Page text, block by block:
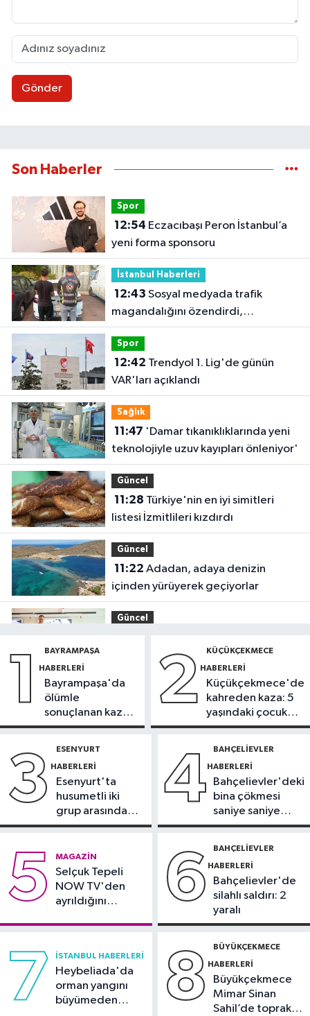
Gönder
Son Haberler
Spor
12:54
yeni forma sponsoru
İstanbul Haberleri
12:43
magandalığını özendirdi,
ehliyetinden oldu: 72 bin lira ceza
Spor
12:42
VAR'ları açıklandı
Sağlık
11:47
teknolojiyle uzuv kayıpları önleniyor'
Güncel
11:28
listesi İzmitlileri kızdırdı
Güncel
11:22
içinden yürüyerek geçiyorlar
Güncel
bugünden şekilleniyor’
Sağlık
yangınlara neden olabilir
Yelken Yarışları'nda ilk günün
sonuçları belli oldu
operasyonu
1 BAYRAMPAŞA
HABERLERI
Bayrampaşa'da
ölümle
sonuçlanan kaza:
Sürücü
2 KÜÇÜKÇEKMECE
HABERLERI
Küçükçekmece'de
kahreden kaza: 5
yaşındaki çocuk
yoğun bakımda
3 ESENYURT
HABERLERI
Esenyurt'ta
husumetli iki
grup arasında
silahlı kavga
4 BAHÇELIEVLER
HABERLERI
Bahçelievler'deki
bina çökmesi
saniye saniye
görüntülendi
5 MAGAZIN
Selçuk Tepeli
NOW TV'den
ayrıldığını
6 BAHÇELIEVLER
HABERLERI
Bahçelievler'de
silahlı saldırı: 2
yaralı
7 İSTANBUL HABERLERI
Heybeliada'da
orman yangını
büyümeden
8 BÜYÜKÇEKMECE
HABERLERI
Büyükçekmece
Mimar Sinan
Sahil’de toprak